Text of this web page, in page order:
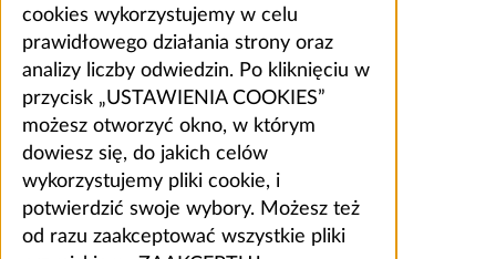
cookies wykorzystujemy w celu
prawidłowego działania strony oraz
analizy liczby odwiedzin. Po kliknięciu w
przycisk „USTAWIENIA COOKIES”
możesz otworzyć okno, w którym
dowiesz się, do jakich celów
wykorzystujemy pliki cookie, i
potwierdzić swoje wybory. Możesz też
od razu zaakceptować wszystkie pliki